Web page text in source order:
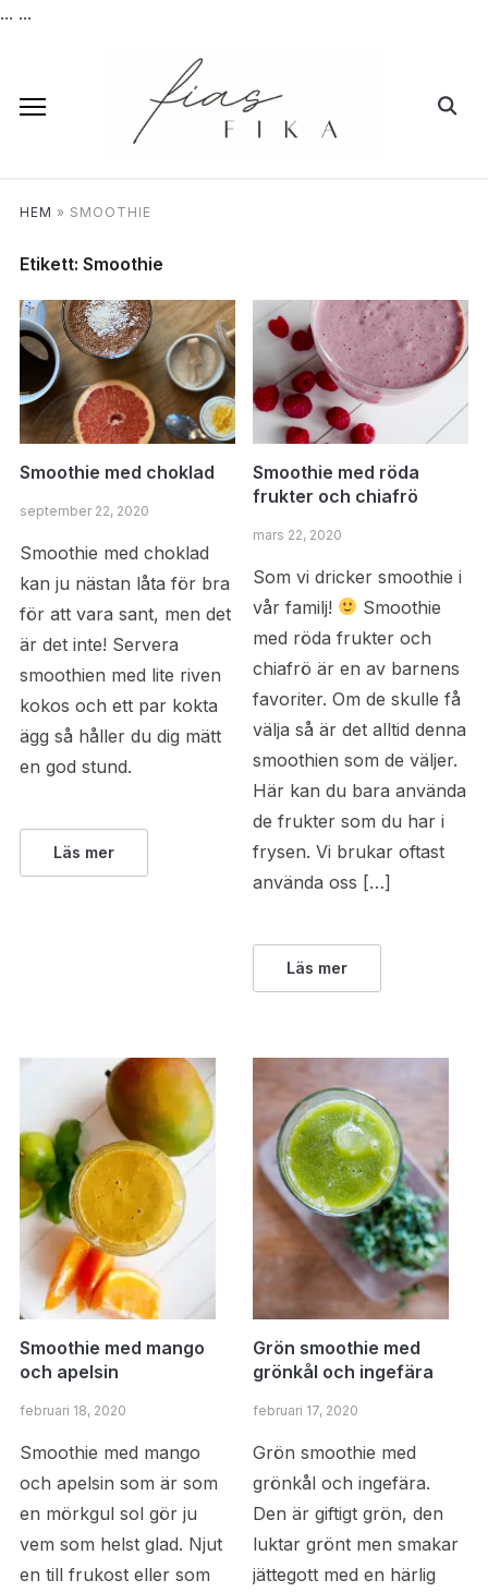
... ...
HEM » SMOOTHIE
Etikett: Smoothie
Smoothie med choklad
september 22, 2020
Smoothie med choklad
kan ju nästan låta för bra
för att vara sant, men det
är det inte! Servera
smoothien med lite riven
kokos och ett par kokta
ägg så håller du dig mätt
en god stund.
Läs mer
Smoothie med röda
frukter och chiafrö
mars 22, 2020
Som vi dricker smoothie i
vår familj!
Smoothie
med röda frukter och
chiafrö är en av barnens
favoriter. Om de skulle få
välja så är det alltid denna
smoothien som de väljer.
Här kan du bara använda
de frukter som du har i
frysen. Vi brukar oftast
använda oss […]
Läs mer
Smoothie med mango
och apelsin
februari 18, 2020
Smoothie med mango
och apelsin som är som
en mörkgul sol gör ju
vem som helst glad. Njut
en till frukost eller som
Grön smoothie med
grönkål och ingefära
februari 17, 2020
Grön smoothie med
grönkål och ingefära.
Den är giftigt grön, den
luktar grönt men smakar
jättegott med en härlig